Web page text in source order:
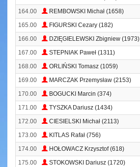
164.00 REMBOWSKI Michał (1658)
165.00 FIGURSKI Cezary (182)
166.00 DZIĘGIELEWSKI Zbigniew (1973)
167.00 STEPNIAK Paweł (1311)
168.00 ORLIŃSKI Tomasz (1059)
169.00
MARCZAK Przemysław (2153)
170.00
BOGUCKI Marcin (374)
171.00 TYSZKA Dariusz (1434)
172.00 CIESIELSKI Michał (2113)
173.00 KITLAS Rafał (756)
174.00 HOŁOWACZ Krzysztof (618)
175.00
STOKOWSKI Dariusz (1720)